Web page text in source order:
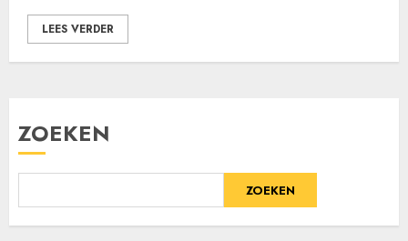
LEES VERDER
ZOEKEN
ZOEKEN